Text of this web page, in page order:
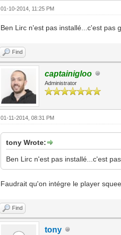
01-10-2014, 11:25 PM
Ben Lirc n'est pas installé...c'est pas
Find
captainigloo
Administrator
01-11-2014, 08:31 PM
tony Wrote:
Ben Lirc n'est pas installé...c'est
Faudrait qu'on intégre le player
Find
tony